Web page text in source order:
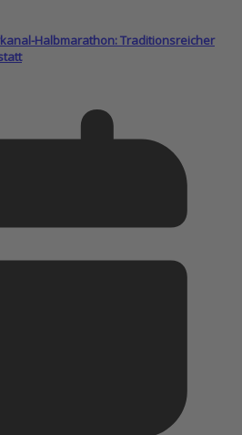
Halbmarathon: Traditionsreicher